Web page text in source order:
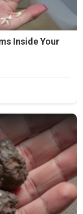
Inside Your